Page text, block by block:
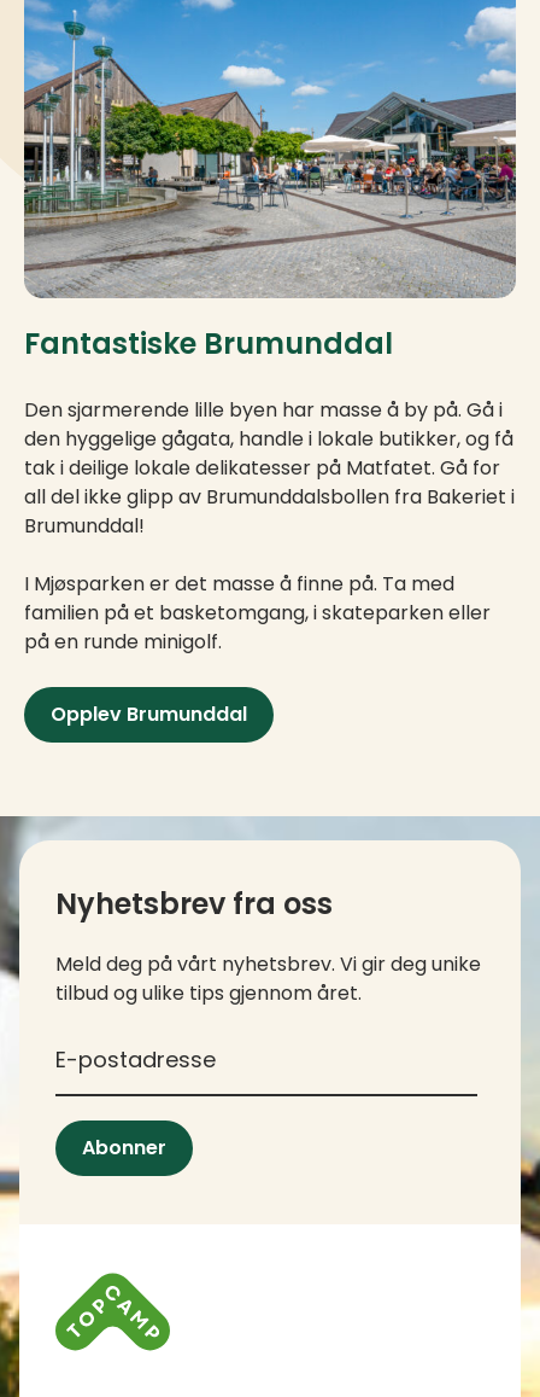
Fantastiske Brumunddal
Den sjarmerende lille byen har masse å by på. Gå i
den hyggelige gågata, handle i lokale butikker, og få
tak i deilige lokale delikatesser på Matfatet. Gå for
all del ikke glipp av Brumunddalsbollen fra Bakeriet i
Brumunddal!
I Mjøsparken er det masse å finne på. Ta med
familien på et basketomgang, i skateparken eller
på en runde minigolf.
Opplev Brumunddal
Kontaktinfo og kolofon
Nyhetsbrev fra oss
Meld deg på vårt nyhetsbrev. Vi gir deg unike
tilbud og ulike tips gjennom året.
E-postadresse
Abonner